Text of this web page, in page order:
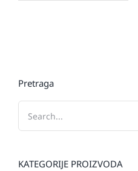
Pretraga
KATEGORIJE PROIZVODA